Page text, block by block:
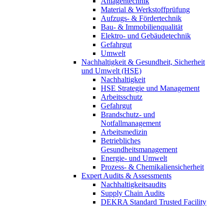
Material & Werkstoffprüfung
Aufzugs- & Fördertechnik
Bau- & Immobilienqualität
Elektro- und Gebäudetechnik
Gefahrgut
Umwelt
Nachhaltigkeit & Gesundheit, Sicherheit
und Umwelt (HSE)
Nachhaltigkeit
HSE Strategie und Management
Arbeitsschutz
Gefahrgut
Brandschutz- und
Notfallmanagement
Arbeitsmedizin
Betriebliches
Gesundheitsmanagement
Energie- und Umwelt
Prozess- & Chemikaliensicherheit
Expert Audits & Assessments
Nachhaltigkeitsaudits
Supply Chain Audits
DEKRA Standard Trusted Facility